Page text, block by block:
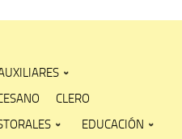
CLERO
EDUCACIÓN